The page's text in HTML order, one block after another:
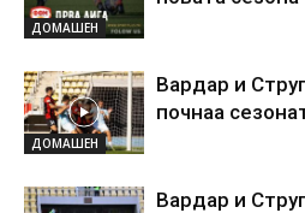
ДОМАШЕН
ДОМАШЕН
Вардар и
почнаа
Вардар и